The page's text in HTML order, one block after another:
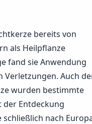
bereits von
als Heilpflanze
fand sie Anwendung
Verletzungen. Auch
wurden bestimmte
Entdeckung
nach